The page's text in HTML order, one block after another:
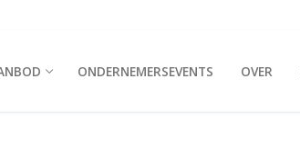
ONDERNEMERSEVENTS OVER